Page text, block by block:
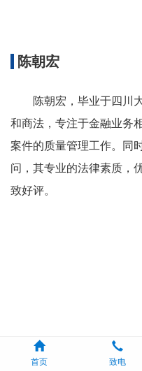
陈朝宏
陈朝宏，毕业于四川
和商法，专注于金融业务
案件的质量管理工作。同
问，其专业的法律素质，
致好评。
首页 致电